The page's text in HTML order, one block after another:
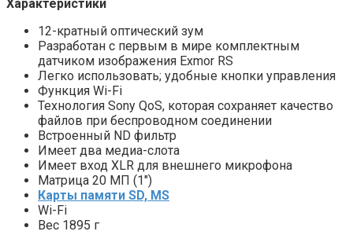
Характеристики
12-кратный оптический зум
Разработан с первым в мире комплектным
датчиком изображения Exmor RS
Легко использовать; удобные кнопки управления
Функция Wi-Fi
Технология Sony QoS, которая сохраняет качество
файлов при беспроводном соединении
Встроенный ND фильтр
Имеет два медиа-слота
Имеет вход XLR для внешнего микрофона
Матрица 20 МП (1″)
Карты памяти SD, MS
Wi-Fi
Вес 1895 г